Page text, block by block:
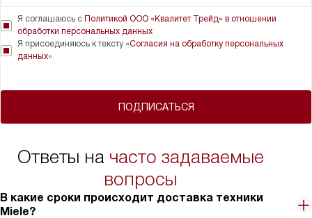
ПОДПИСАТЬСЯ
Я соглашаюсь с Политикой ООО «Квалитет Трейд» в отношении
обработки персональных данных
Я присоединяюсь к тексту «Согласия на обработку персональных
данных»
Ответы на часто задаваемые
вопросы
В какие сроки происходит доставка техники
Miele?